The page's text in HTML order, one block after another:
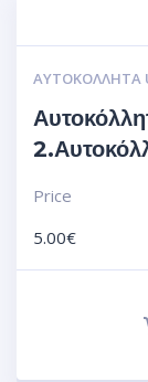
ΑΥΤΟΚΌΛΛΗΤΑ
Price
5.00€